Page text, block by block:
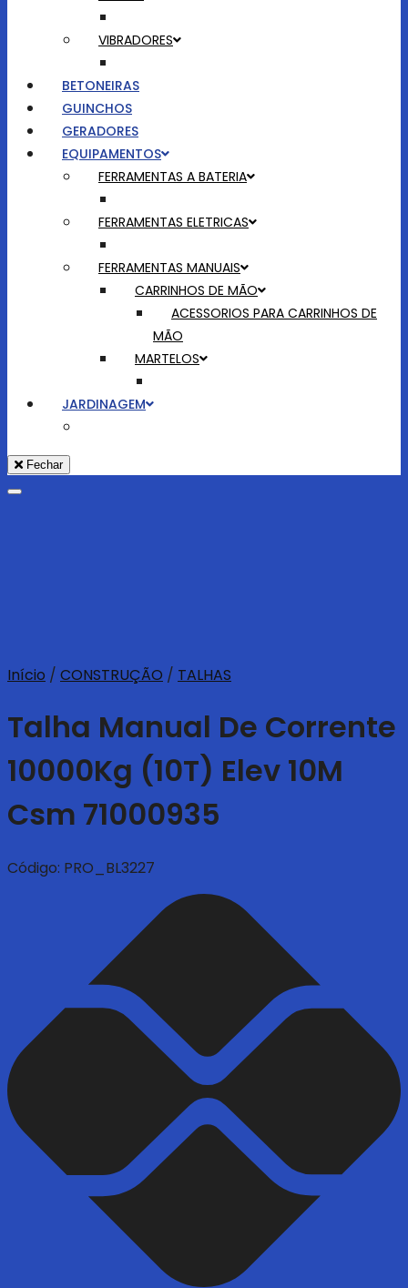
VIBRADORES
BETONEIRAS
GUINCHOS
GERADORES
EQUIPAMENTOS
FERRAMENTAS A BATERIA
FERRAMENTAS ELETRICAS
FERRAMENTAS MANUAIS
CARRINHOS DE MÃO
ACESSORIOS PARA CARRINHOS DE
MÃO
MARTELOS
JARDINAGEM
Fechar
Início / CONSTRUÇÃO / TALHAS
Talha Manual De Corrente
10000Kg (10T) Elev 10M
Csm 71000935
Código: PRO_BL3227